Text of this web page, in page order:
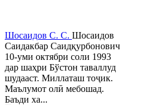
Шосаидов С. С. Шосаидов
Саидакбар Саидқурбонович
10-уми октябри соли 1993
дар шаҳри Бўстон таваллуд
шудааст. Миллаташ тоҷик.
Маълумот олӣ мебошад.
Баъди ха...